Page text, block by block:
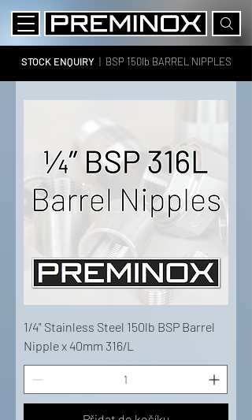
STOCK ENQUIRY | BSP 150lb BARREL NIPPLES
1/4" Stainless Steel 150lb BSP Barrel
Nipple x 40mm 316/L